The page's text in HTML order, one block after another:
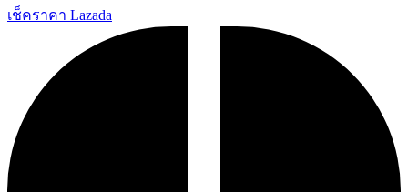
เช็คราคา Lazada